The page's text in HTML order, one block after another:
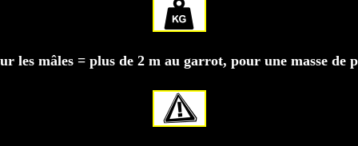
les mâles = plus de 2 m au garrot, pour une masse de